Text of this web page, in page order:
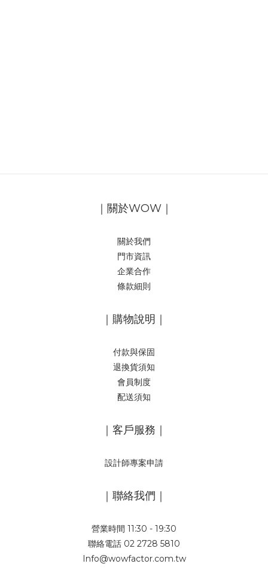
｜關於WOW｜
關於我們
門市資訊
企業合作
條款細則
｜購物說明｜
付款與保固
退換貨須知
會員制度
配送須知
｜客戶服務｜
設計師專案申請
｜聯絡我們｜
營業時間 11:30 - 19:30
聯絡電話 02 2728 5810
Info@wowfactor.com.tw